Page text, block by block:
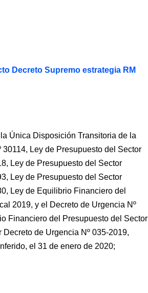
Decreto Supremo estrategia RM
Única Disposición Transitoria de la
30114, Ley de Presupuesto del Sector
Ley de Presupuesto del Sector
Ley de Presupuesto del Sector
Ley de Equilibrio Financiero del
2019, y el Decreto de Urgencia Nº
Financiero del Presupuesto del Sector
de Urgencia Nº 035-2019,
el 31 de enero de 2020;